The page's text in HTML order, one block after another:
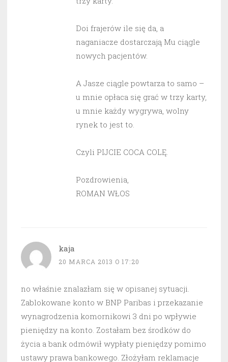
Doi frajerów ile się da, a
naganiacze dostarczają Mu ciągle
nowych pacjentów.
A Jasze ciągle powtarza to samo –
u mnie opłaca się grać w trzy karty,
u mnie każdy wygrywa, wolny
rynek to jest to.
Czyli PIJCIE COCA COLĘ.
Pozdrowienia,
ROMAN WŁOS
kaja
20 MARCA 2013 O 17:20
no właśnie znalazłam się w opisanej sytuacji.
Zablokowane konto w BNP Paribas i przekazanie
wynagrodzenia komornikowi 3 dni po wpływie
pieniędzy na konto. Zostałam bez środków do
życia a bank odmówił wypłaty pieniędzy pomimo
ustawy prawa bankowego. Złożyłam reklamacje